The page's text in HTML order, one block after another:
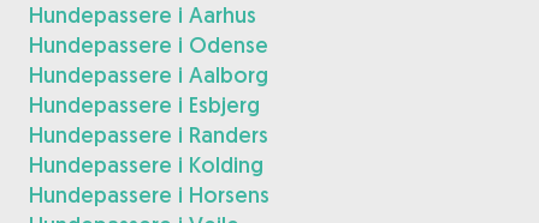
Hundepassere i Aarhus
Hundepassere i Odense
Hundepassere i Aalborg
Hundepassere i Esbjerg
Hundepassere i Randers
Hundepassere i Kolding
Hundepassere i Horsens